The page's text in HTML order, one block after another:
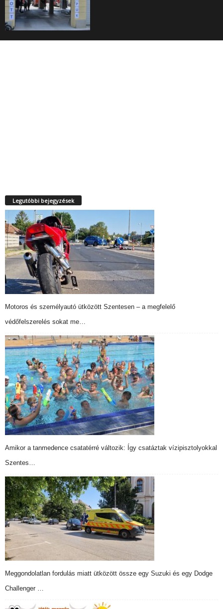
Legutóbbi bejegyzések
Motoros és személyautó ütközött Szentesen – a megfelelő
védőfelszerelés sokat me…
Amikor a tanmedence csatatérré változik: Így csatáztak vízipisztolyokkal
Szentes…
Meggondolatlan fordulás miatt ütközött össze egy Suzuki és egy Dodge
Challenger …